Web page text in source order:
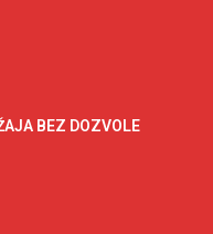
BEZ DOZVOLE